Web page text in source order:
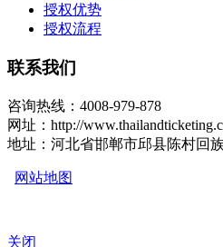
授权优势
授权流程
联系我们
咨询热线：4008-979-878
网址：http://
地址：河北省邯郸市邱县陈村回
网站地图
关闭